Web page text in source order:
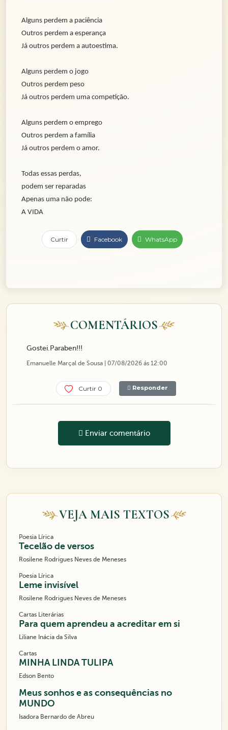
Alguns perdem a paciência
Outros perdem a esperança
Já outros perdem a autoestima.
Alguns perdem o jogo
Outros perdem peso
Já outros perdem uma competição.
Alguns perdem o emprego
Outros perdem a família
Já outros perdem o amor.
Todas essas perdas,
podem ser reparadas
Apenas uma não pode:
A VIDA
Curtir Facebook WhatsApp
COMENTÁRIOS
Gostei.Paraben!!!
Emanuelle Marçal de Sousa | 07/08/2026 ás 12:00
Curtir 0 Responder
Enviar comentário
VEJA MAIS TEXTOS
Poesia Lírica
Tecelão de versos
Rosilene Rodrigues Neves de Meneses
Poesia Lírica
Leme invisível
Rosilene Rodrigues Neves de Meneses
Cartas Literárias
Para quem aprendeu a acreditar em si
Liliane Inácia da Silva
Cartas
MINHA LINDA TULIPA
Edson Bento
Meus sonhos e as consequências no
MUNDO
Isadora Bernardo de Abreu